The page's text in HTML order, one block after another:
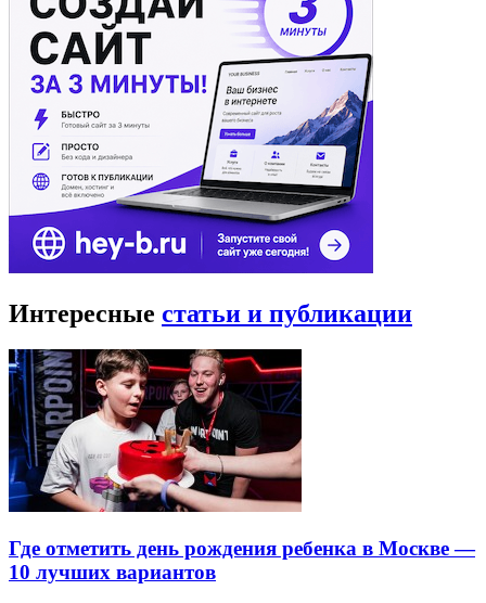
Интересные статьи и публикации
Где отметить день рождения ребенка в Москве —
10 лучших вариантов